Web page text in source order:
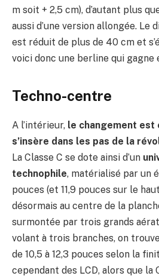
m soit + 2,5 cm), d’autant plus
aussi d’une version allongée. Le
est réduit de plus de 40 cm et
voici donc une berline qui gagne
Techno-centre
A l’intérieur, le changement est
s’insère dans les pas de la
La Classe C se dote ainsi d’un
technophile, matérialisé par un
pouces (et 11,9 pouces sur le
désormais au centre de la
surmontée par trois grands
volant à trois branches, on
de 10,5 à 12,3 pouces selon la
cependant des LCD, alors que la